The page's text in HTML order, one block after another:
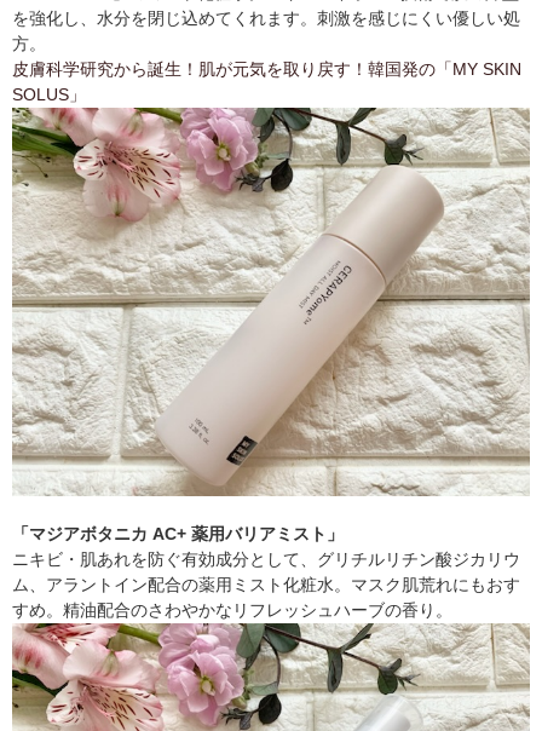
を強化し、水分を閉じ込めてくれます。刺激を感じにくい優しい処
方。
皮膚科学研究から誕生！肌が元気を取り戻す！韓国発の「MY SKIN
SOLUS」
「マジアボタニカ AC+ 薬用バリアミスト」
ニキビ・肌あれを防ぐ有効成分として、グリチルリチン酸ジカリウ
ム、アラントイン配合の薬用ミスト化粧水。マスク肌荒れにもおす
すめ。精油配合のさわやかなリフレッシュハーブの香り。